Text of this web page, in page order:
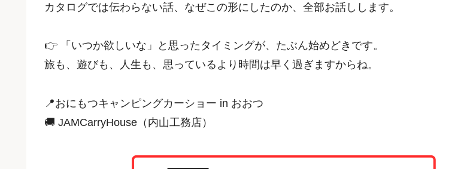
カタログでは伝わらない話、なぜこの形にしたのか、全部お話しします。
👉 「いつか欲しいな」と思ったタイミングが、たぶん始めどきです。
旅も、遊びも、人生も、思っているより時間は早く過ぎますからね。
📍おにもつキャンピングカーショー in おおつ
🚚 JAMCarryHouse（内山工務店）